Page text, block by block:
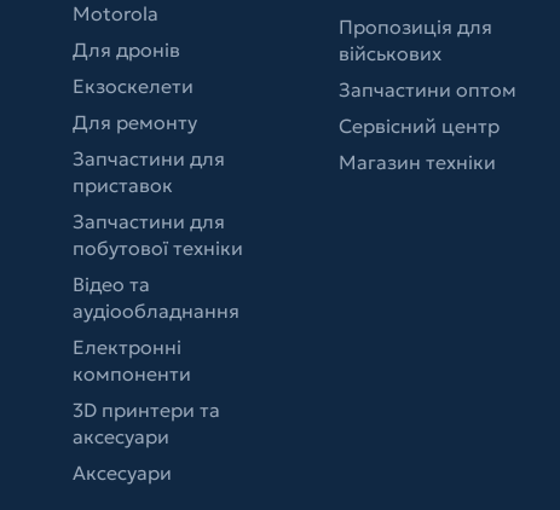
Motorola
Для дронів
Екзоскелети
Для ремонту
Запчастини для
приставок
Запчастини для
побутової техніки
Відео та
аудіообладнання
Електронні
компоненти
3D принтери та
аксесуари
Аксесуари
Пропозиція для
військових
Запчастини оптом
Сервісний центр
Магазин техніки